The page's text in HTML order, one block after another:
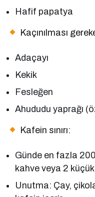
Hafif papatya
Kaçınılması
Adaçayı
Kekik
Fesleğen
Ahududu yaprağı
Kafein sınırı:
Günde en fazla
kahve veya 2
Unutma: Çay,